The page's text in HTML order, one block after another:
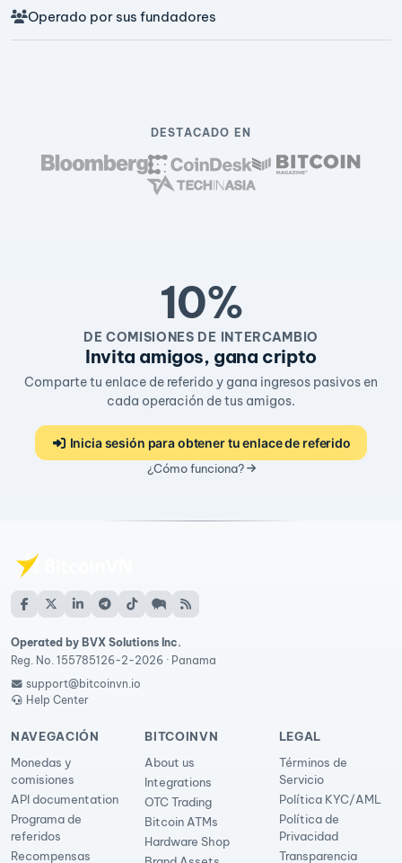
Operado por sus fundadores
DESTACADO EN
10%
DE COMISIONES DE INTERCAMBIO
Invita amigos, gana cripto
Comparte tu enlace de referido y gana ingresos pasivos en
cada operación de tus amigos.
Inicia sesión para obtener tu enlace de referido
¿Cómo funciona?
Operated by BVX Solutions Inc.
Reg. No. 155785126-2-2026 · Panama
support@bitcoinvn.io
Help Center
NAVEGACIÓN
Monedas y
comisiones
API documentation
Programa de
referidos
Recompensas
BITCOINVN
About us
Integrations
OTC Trading
Bitcoin ATMs
Hardware Shop
LEGAL
Términos de
Servicio
Política KYC/AML
Política de
Privacidad
Transparencia